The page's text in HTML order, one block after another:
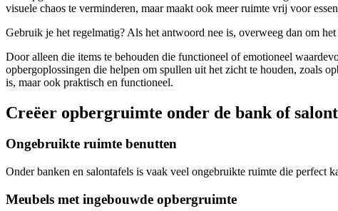
visuele chaos te verminderen, maar maakt ook meer ruimte vrij voor
Gebruik je het regelmatig? Als het antwoord nee is, overweeg dan om
Door alleen die items te behouden die functioneel of emotioneel
opbergoplossingen die helpen om spullen uit het zicht te houden, zoals
is, maar ook praktisch en functioneel.
Creëer opbergruimte onder de bank of
Ongebruikte ruimte benutten
Onder banken en salontafels is vaak veel ongebruikte ruimte die perfect
Meubels met ingebouwde opbergruimte